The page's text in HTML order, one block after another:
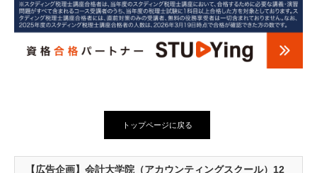
トップページに戻る
【広告企画】会計大学院（アカウンティングスクール）12